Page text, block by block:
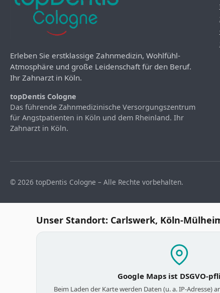
Erleben Sie erstklassige Zahnmedizin, Wohlfühl-
Atmosphäre und große Leidenschaft für den Beruf.
Ihr Zahnarzt in Köln.
topDentis Cologne
Das führende Zahnmedizinische Versorgungszentrum
für Angstpatienten in Köln und dem Rheinland. Ihr
Zahnarzt in Köln.
© 2026 topDentis Cologne – Alle Rechte vorbehalten.
Unser Standort: Carlswerk, Köln-
Google Maps ist DSGVO-
Beim Laden der Karte werden Daten (u. a. IP-Adresse)